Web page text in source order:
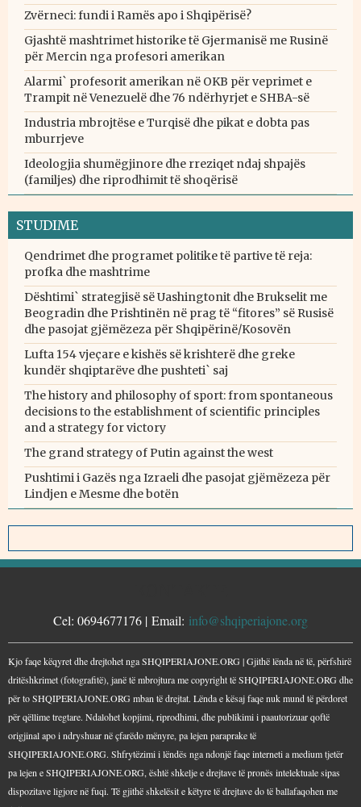
Zvërneci: fundi i Ramës apo i Shqipërisë?
Gjashtë mashtrimet historike të Gjermanisë me Rusinë
për Mercin nga profesori amerikan
Alarmi` profesorit amerikan në OKB për veprimet e
Trampit në Venezuelë dhe 76 ndërhyrjet e SHBA-së
Industria mbrojtëse e Turqisë dhe pikat e dobta pas
mburrjeve
Ideologjia shumëgjinore dhe rreziqet ndaj shpajës
(familjes) dhe riprodhimit të shoqërisë
STUDIME
Qendrimet dhe programet politike të partive të reja:
profka dhe mashtrime
Dështimi` strategjisë së Uashingtonit dhe Brukselit me
Beogradin dhe Prishtinën në prag të “fitores” së Rusisë
dhe pasojat gjëmëzeza për Shqipërinë/Kosovën
Lufta 154 vjeçare e kishës së krishterë dhe greke
kundër shqiptarëve dhe pushteti` saj
The history and philosophy of sport: from spontaneous
decisions to the establishment of scientific principles
and a strategy for victory
The grand strategy of Putin against the west
Pushtimi i Gazës nga Izraeli dhe pasojat gjëmëzeza për
Lindjen e Mesme dhe botën
Cel: 0694677176 | Email: info@shqiperiajone.org
Kjo faqe këqyret dhe drejtohet nga SHQIPERIAJONE.ORG | Gjithë lënda në të, përfshirë
dritëshkrimet (fotografitë), janë të mbrojtura me copyright të SHQIPERIAJONE.ORG dhe
për to SHQIPERIAJONE.ORG mban të drejtat. Lënda e kësaj faqe nuk mund të përdoret
për qëllime tregtare. Ndalohet kopjimi, riprodhimi, dhe publikimi i paautorizuar qoftë
origjinal apo i ndryshuar në çfarëdo mënyre, pa lejen paraprake të
SHQIPERIAJONE.ORG. Shfrytëzimi i lëndës nga ndonjë faqe interneti a medium tjetër
pa lejen e SHQIPERIAJONE.ORG, është shkelje e drejtave të pronës intelektuale sipas
dispozitave ligjore në fuqi. Të gjithë shkelësit e këtyre të drejtave do të ballafaqohen me